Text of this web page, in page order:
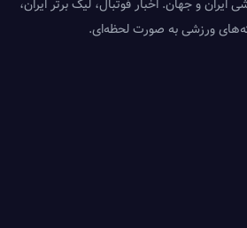
ایران و جهان. اخبار فوتبال، لیگ برتر ایران،
ورزشی به صورت لحظه‌ای.